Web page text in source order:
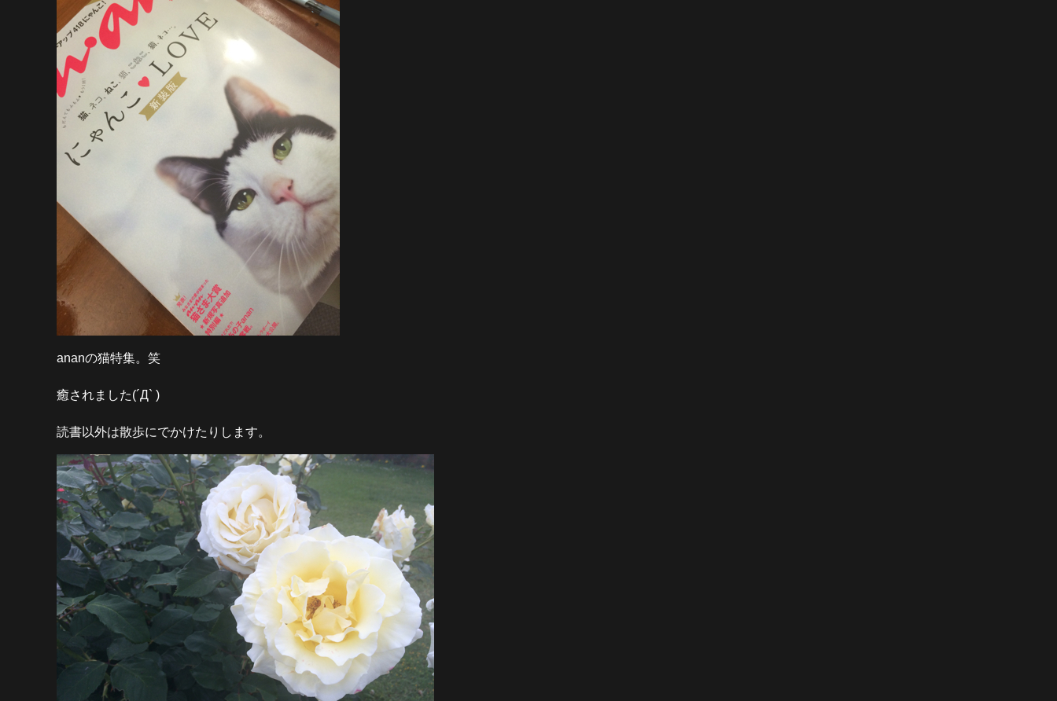
ananの猫特集。笑
癒されました(´Д` )
読書以外は散歩にでかけたりします。